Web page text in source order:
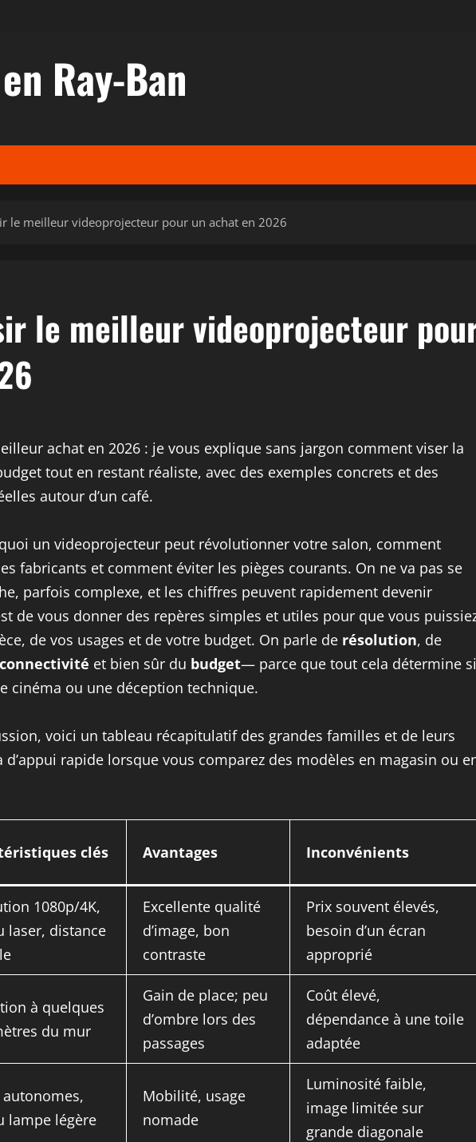
Ray-Ban
le meilleur videoprojecteur pour un achat en 2026
le meilleur videoprojecteur
achat en 2026 : je vous explique sans jargon comment viser la
tout en restant réaliste, avec des exemples concrets et des
autour d’un café.
un videoprojecteur peut révolutionner votre salon, comment
fabricants et comment éviter les pièges courants. On ne va pas se
parfois complexe, et les chiffres peuvent rapidement devenir
de vous donner des repères simples et utiles pour que vous
de vos usages et de votre budget. On parle de résolution, de
connectivité et bien sûr du budget— parce que tout cela détermine si
cinéma ou une déception technique.
voici un tableau récapitulatif des grandes familles et de leurs
rapide lorsque vous comparez des modèles en magasin ou
clés Avantages Inconvénients
1080p/4K,
laser, distance
Excellente qualité
d’image, bon
contraste
Prix souvent élevés,
besoin d’un écran
approprié
à quelques
du mur
Gain de place; peu
d’ombre lors des
passages
Coût élevé,
dépendance à une toile
adaptée
autonomes,
lampe légère
Mobilité, usage
nomade
Luminosité faible,
image limitée sur
grande diagonale